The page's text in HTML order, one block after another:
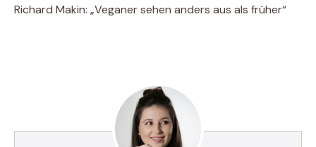
Richard Makin: „Veganer sehen anders aus als früher“